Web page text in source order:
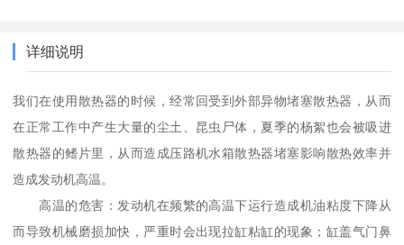
详细说明
我们在使用散热器的时候，经常回受到外部异物堵塞散热器，从而
在正常工作中产生大量的尘土、昆虫尸体，夏季的杨絮也会被吸进
散热器的鳍片里，从而造成压路机水箱散热器堵塞影响散热效率并
造成发动机高温。
高温的危害：发动机在频繁的高温下运行造成机油粘度下降从
而导致机械磨损加快，严重时会出现拉缸粘缸的现象；缸盖气门鼻